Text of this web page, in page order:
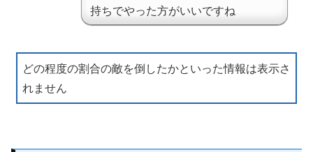
持ちでやった方がいいですね
どの程度の割合の敵を倒したかといった情報は表示さ
れません